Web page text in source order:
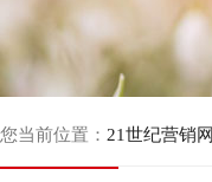
您当前位置： 21世纪营销网